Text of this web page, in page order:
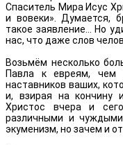
Спаситель Мира Исус
и вовеки». Думается,
такое заявление... Но
нас, что даже слов
Возьмём несколько
Павла к евреям, чем
наставников ваших,
и, взирая на кончину
Христос вчера и
различными и
экуменизм, но зачем и